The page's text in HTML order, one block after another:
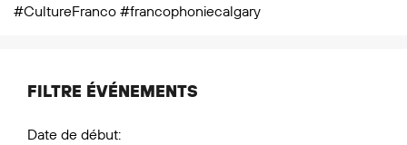
#CultureFranco #francophoniecalgary
FILTRE ÉVÉNEMENTS
Date de début: